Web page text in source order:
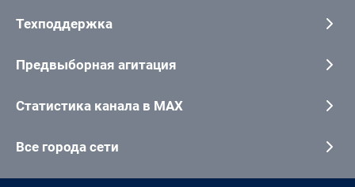
Техподдержка
Предвыборная агитация
Статистика канала в MAX
Все города сети